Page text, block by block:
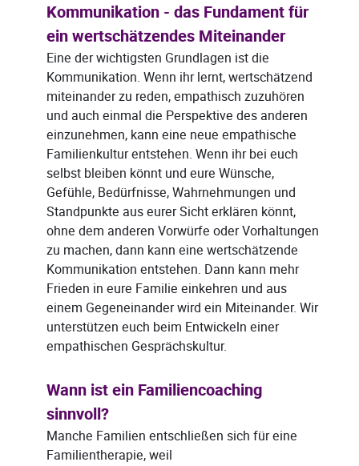
Kommunikation - das Fundament für
ein wertschätzendes Miteinander
Eine der wichtigsten Grundlagen ist die
Kommunikation. Wenn ihr lernt, wertschätzend
miteinander zu reden, empathisch zuzuhören
und auch einmal die Perspektive des anderen
einzunehmen, kann eine neue empathische
Familienkultur entstehen. Wenn ihr bei euch
selbst bleiben könnt und eure Wünsche,
Gefühle, Bedürfnisse, Wahrnehmungen und
Standpunkte aus eurer Sicht erklären könnt,
ohne dem anderen Vorwürfe oder Vorhaltungen
zu machen, dann kann eine wertschätzende
Kommunikation entstehen. Dann kann mehr
Frieden in eure Familie einkehren und aus
einem Gegeneinander wird ein Miteinander. Wir
unterstützen euch beim Entwickeln einer
empathischen Gesprächskultur.
Wann ist ein Familiencoaching
sinnvoll?
Manche Familien entschließen sich für eine
Familientherapie, weil